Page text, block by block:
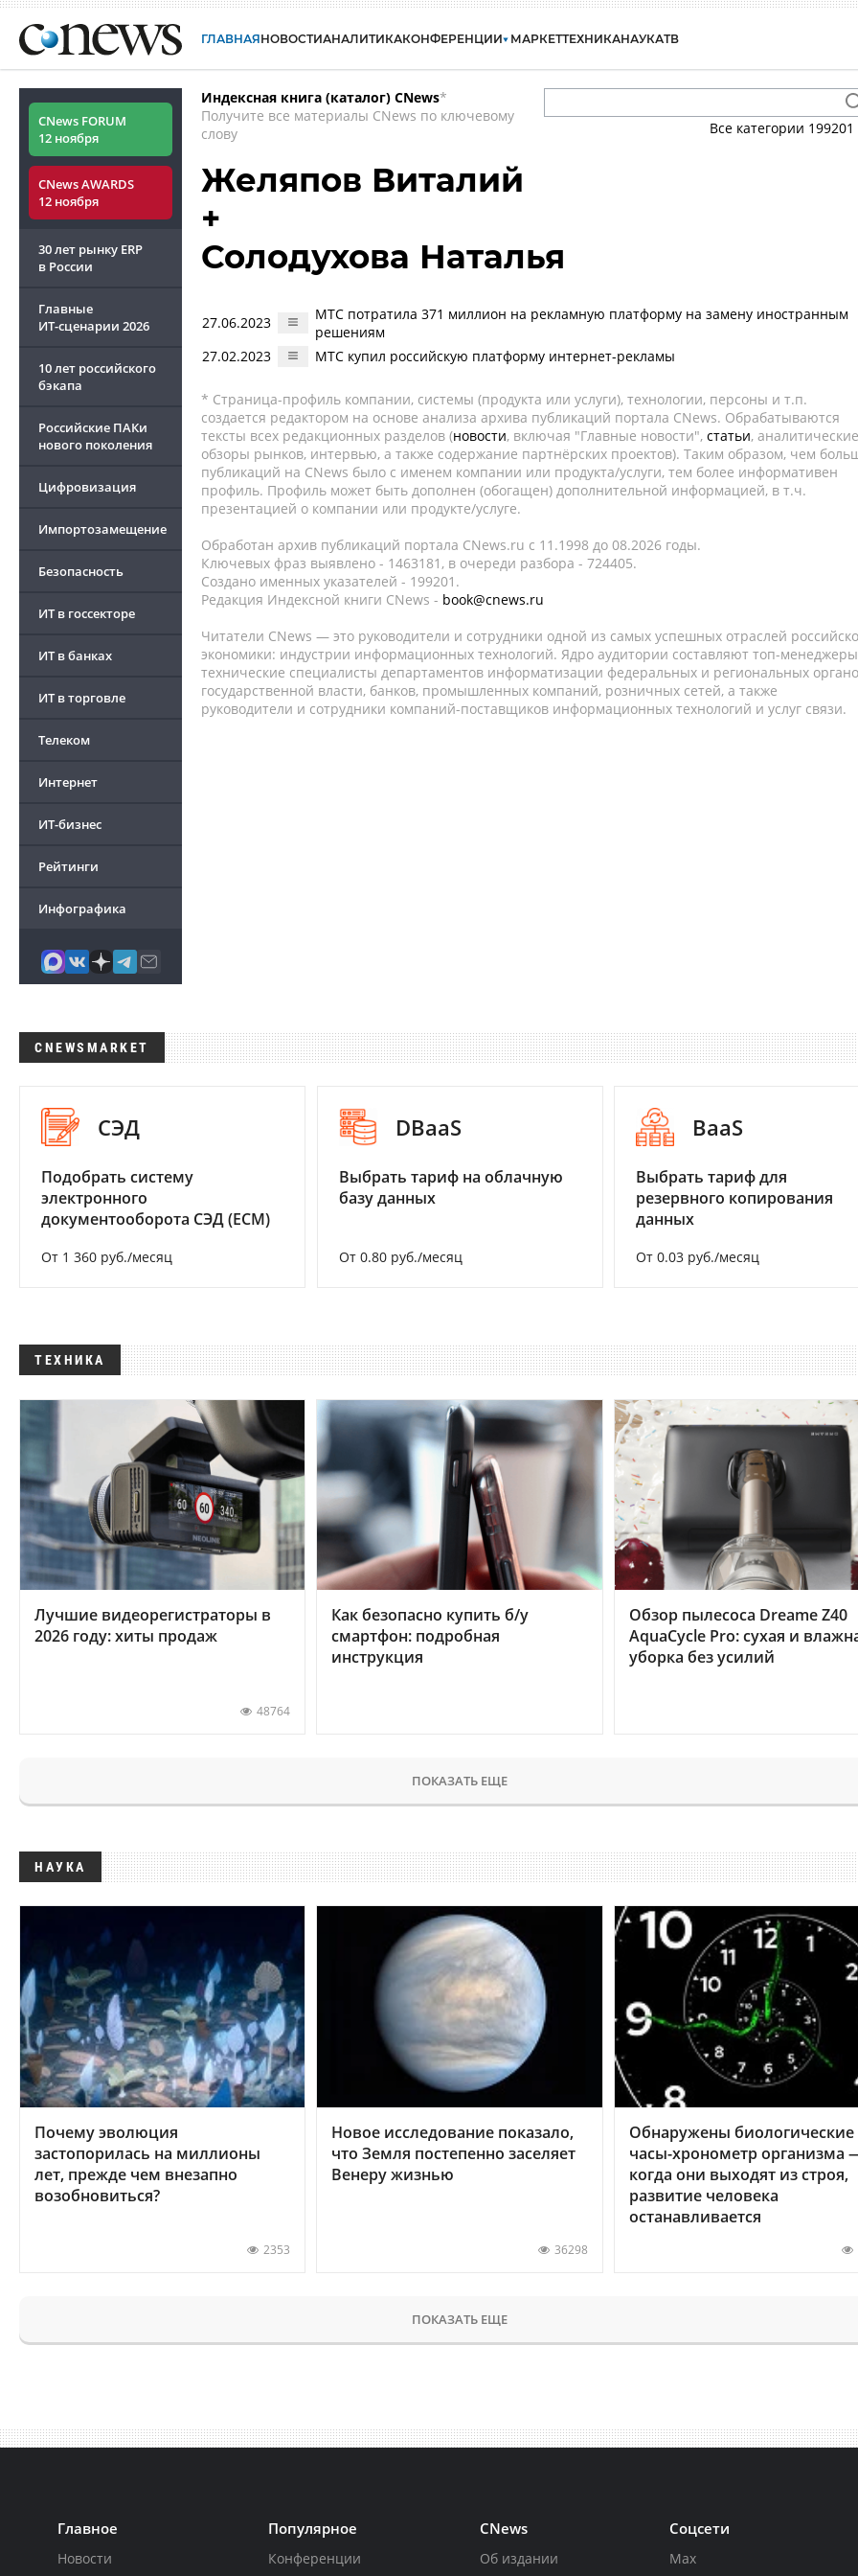
ГЛАВНАЯНОВОСТИАНАЛИТИКАКОНФЕРЕНЦИИ МАРКЕТТЕХНИКАНАУКАТВ
CNews FORUM
12 ноября
CNews AWARDS
12 ноября
30 лет рынку ERP
в России
Главные
ИТ-сценарии 2026
10 лет российского
бэкапа
Российские ПАКи
нового поколения
Цифровизация
Импортозамещение
Безопасность
ИТ в госсекторе
ИТ в банках
ИТ в торговле
Телеком
Интернет
ИТ-бизнес
Рейтинги
Инфографика
Индексная книга (каталог) CNews*
Получите все материалы CNews по ключевому
слову
Все категории 199201
Желяпов Виталий
+
Солодухова Наталья
27.06.2023
МТС потратила 371 миллион на рекламную платформу на замену иностранным
решениям
27.02.2023
МТС купил российскую платформу интернет-рекламы
* Страница-профиль компании, системы (продукта или услуги), технологии, персоны и т.п.
создается редактором на основе анализа архива публикаций портала CNews. Обрабатываются
тексты всех редакционных разделов (новости, включая "Главные новости", статьи, аналитические
обзоры рынков, интервью, а также содержание партнёрских проектов). Таким образом, чем
публикаций на CNews было с именем компании или продукта/услуги, тем более информативен
профиль. Профиль может быть дополнен (обогащен) дополнительной информацией, в т.ч.
презентацией о компании или продукте/услуге.
Обработан архив публикаций портала CNews.ru c 11.1998 до 08.2026 годы.
Ключевых фраз выявлено - 1463181, в очереди разбора - 724405.
Создано именных указателей - 199201.
Редакция Индексной книги CNews - book@cnews.ru
Читатели CNews — это руководители и сотрудники одной из самых успешных отраслей
экономики: индустрии информационных технологий. Ядро аудитории составляют топ-
технические специалисты департаментов информатизации федеральных и региональных
государственной власти, банков, промышленных компаний, розничных сетей, а также
руководители и сотрудники компаний-поставщиков информационных технологий и услуг связи.
CNEWSMARKET
СЭД
Подобрать систему
электронного
документооборота СЭД (ECM)
От 1 360 руб./месяц
DBaaS
Выбрать тариф на облачную
базу данных
От 0.80 руб./месяц
BaaS
Выбрать тариф для
резервного копирования
данных
От 0.03 руб./месяц
ТЕХНИКА
Лучшие видеорегистраторы в
2026 году: хиты продаж
48764
Как безопасно купить б/у
смартфон: подробная
инструкция
Обзор пылесоса Dreame Z40
AquaCycle Pro: сухая и
уборка без усилий
ПОКАЗАТЬ ЕЩЕ
НАУКА
Почему эволюция
застопорилась на миллионы
лет, прежде чем внезапно
возобновиться?
2353
Новое исследование показало,
что Земля постепенно заселяет
Венеру жизнью
36298
Обнаружены биологические
часы-хронометр организма
когда они выходят из строя,
развитие человека
останавливается
ПОКАЗАТЬ ЕЩЕ
Главное
Новости
Популярное
Конференции
CNews
Об издании
Соцсети
Max